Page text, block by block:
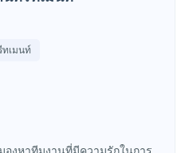
ทเมนท์